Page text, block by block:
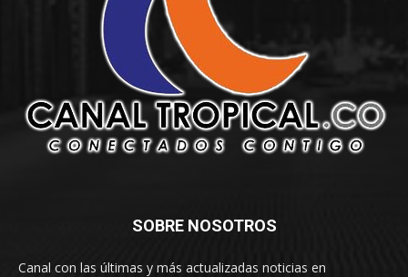
SOBRE NOSOTROS
Canal con las últimas y más actualizadas noticias en